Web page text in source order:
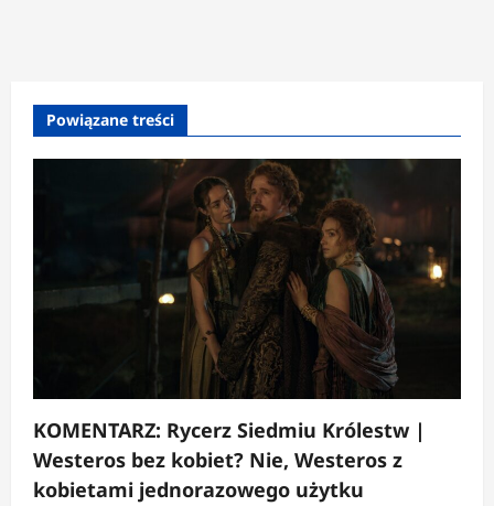
Powiązane treści
KOMENTARZ: Rycerz Siedmiu Królestw |
Westeros bez kobiet? Nie, Westeros z
kobietami jednorazowego użytku